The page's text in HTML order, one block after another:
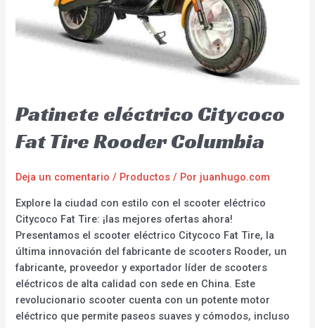
Patinete eléctrico Citycoco
Fat Tire Rooder Columbia
Deja un comentario / Productos / Por juanhugo.com
Explore la ciudad con estilo con el scooter eléctrico
Citycoco Fat Tire: ¡las mejores ofertas ahora!
Presentamos el scooter eléctrico Citycoco Fat Tire, la
última innovación del fabricante de scooters Rooder, un
fabricante, proveedor y exportador líder de scooters
eléctricos de alta calidad con sede en China. Este
revolucionario scooter cuenta con un potente motor
eléctrico que permite paseos suaves y cómodos, incluso